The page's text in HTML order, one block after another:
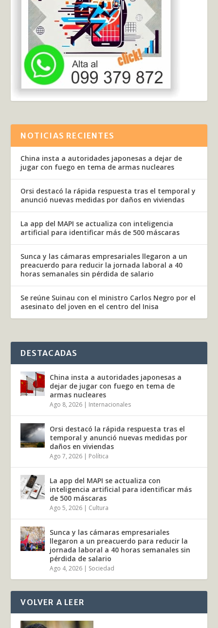
NOTICIAS RECIENTES
China insta a autoridades japonesas a dejar de
jugar con fuego en tema de armas nucleares
Orsi destacó la rápida respuesta tras el temporal y
anunció nuevas medidas por daños en viviendas
La app del MAPI se actualiza con inteligencia
artificial para identificar más de 500 máscaras
Sunca y las cámaras empresariales llegaron a un
preacuerdo para reducir la jornada laboral a 40
horas semanales sin pérdida de salario
Se reúne Suinau con el ministro Carlos Negro por el
asesinato del joven en el centro del Inisa
DESTACADAS
China insta a autoridades japonesas a
dejar de jugar con fuego en tema de
armas nucleares
Ago 8, 2026 | Internacionales
Orsi destacó la rápida respuesta tras el
temporal y anunció nuevas medidas por
daños en viviendas
Ago 7, 2026 | Política
La app del MAPI se actualiza con
inteligencia artificial para identificar más
de 500 máscaras
Ago 5, 2026 | Cultura
Sunca y las cámaras empresariales
llegaron a un preacuerdo para reducir la
jornada laboral a 40 horas semanales sin
pérdida de salario
Ago 4, 2026 | Sociedad
VOLVER A LEER